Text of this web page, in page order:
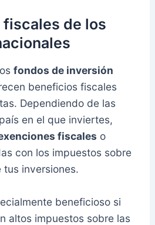
de los
fondos de inversión
beneficios fiscales
Dependiendo de las
en el que inviertes,
fiscales o
con los impuestos sobre
tus inversiones.
beneficioso si
altos impuestos sobre las